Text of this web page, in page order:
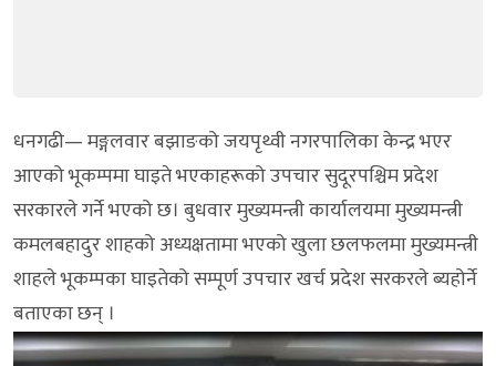
धनगढी— मङ्गलवार बझाङको जयपृथ्वी नगरपालिका केन्द्र भएर
आएको भूकम्पमा घाइते भएकाहरूको उपचार सुदूरपश्चिम प्रदेश
सरकारले गर्ने भएको छ। बुधवार मुख्यमन्त्री कार्यालयमा मुख्यमन्त्री
कमलबहादुर शाहको अध्यक्षतामा भएको खुला छलफलमा मुख्यमन्त्री
शाहले भूकम्पका घाइतेको सम्पूर्ण उपचार खर्च प्रदेश सरकरले ब्यहोर्ने
बताएका छन् ।